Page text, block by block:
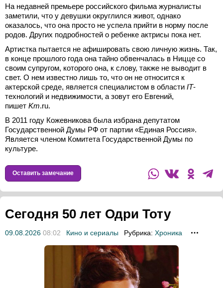
На недавней премьере российского фильма журналисты
заметили, что у девушки округлился живот, однако
оказалось, что она просто не успела прийти в норму после
родов. Других подробностей о ребенке актрисы пока нет.
Артистка пытается не афишировать свою личную жизнь. Так,
в конце прошлого года она тайно обвенчалась в Ницце со
своим супругом, которого она, к слову, также не выводит в
свет. О нем известно лишь то, что он не относится к
актерской среде, является специалистом в области IT-
технологий и недвижимости, а зовут его Евгений,
пишет Km.ru.
В 2011 году Кожевникова была избрана депутатом
Государственной Думы РФ от партии «Единая Россия».
Является членом Комитета Государственной Думы по
культуре.
Оставить замечание
Сегодня 50 лет Одри Тоту
09.08.2026 08:02 Кино и сериалы Рубрика: Хроника